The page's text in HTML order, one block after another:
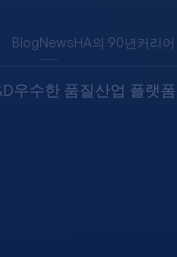
BlogNewsHA의 90년 커리어
우수한 품질산업 플랫폼